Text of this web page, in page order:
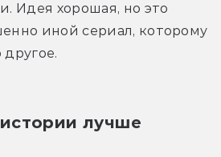
Идея хорошая, но это
иной сериал, которому
лучше